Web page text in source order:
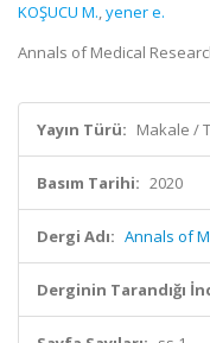
KOŞUCU M.,yener e.
Annals of Medical
Yayın Türü: Makale /
Basım Tarihi: 2020
Dergi Adı: Annals of
Derginin Tarandığı